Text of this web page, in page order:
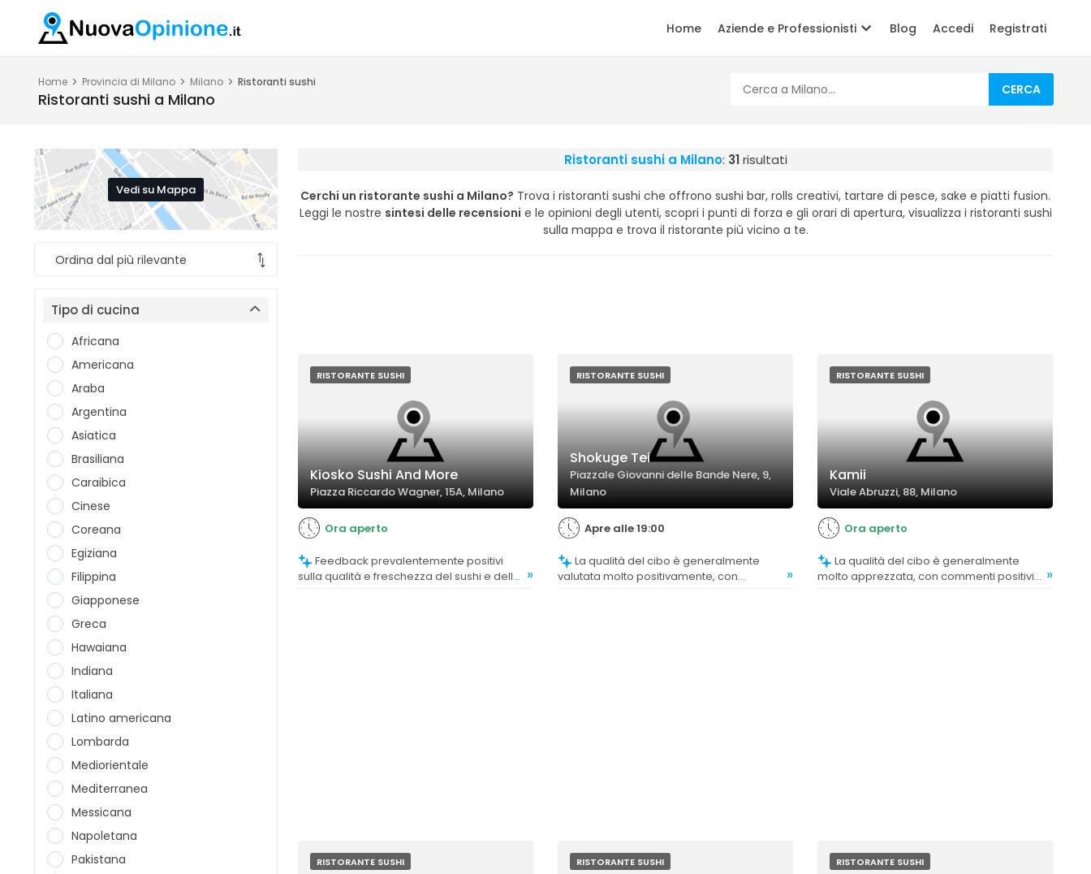
Home Aziende e Professionisti Blog Accedi Registrati
Home Provincia di Milano Milano Ristoranti sushi
Ristoranti sushi a Milano
CERCA
Vedi su Mappa
Tipo di cucina
Africana
Americana
Araba
Argentina
Asiatica
Brasiliana
Caraibica
Cinese
Coreana
Egiziana
Filippina
Giapponese
Greca
Hawaiana
Indiana
Italiana
Latino americana
Lombarda
Mediorientale
Mediterranea
Messicana
Napoletana
Pakistana
Ristoranti sushi a Milano: 31risultati
Cerchi un ristorante sushi a Milano? Trova i ristoranti sushi che offrono sushi bar, rolls creativi, tartare di pesce, sake e piatti fusion.
Leggi le nostre sintesi delle recensioni e le opinioni degli utenti, scopri i punti di forza e gli orari di apertura, visualizza i ristoranti sushi
sulla mappa e trova il ristorante più vicino a te.
RISTORANTE SUSHI
Kiosko Sushi And More
Piazza Riccardo Wagner, 15A, Milano
Ora aperto
sulla qualità e freschezza del sushi e delle »
RISTORANTE SUSHI
Shokuge Tei
Piazzale Giovanni delle Bande Nere, 9,
Milano
Apre alle 19:00
La qualità del cibo è generalmente
valutata molto positivamente, con
»
RISTORANTE SUSHI
Kamii
Viale Abruzzi, 88, Milano
Ora aperto
La qualità del cibo è generalmente
molto apprezzata, con commenti positivi
»
RISTORANTE SUSHI RISTORANTE SUSHI RISTORANTE SUSHI